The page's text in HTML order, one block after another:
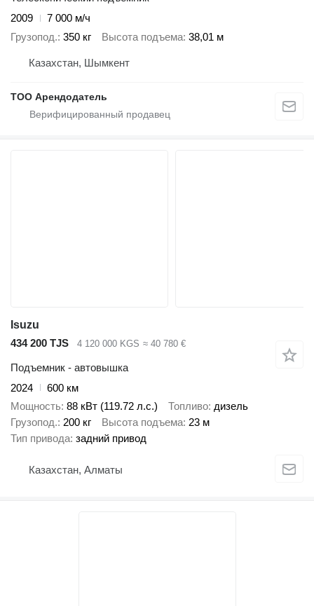
2009
7 000 м/ч
Грузопод. 350 кг Высота подъема 38,01 м
Казахстан, Шымкент
ТОО Арендодатель
Isuzu
434 200 TJS
4 120 000 KGS ≈ 40 780 €
Подъемник - автовышка
2024
600 км
Мощность 88 кВт (119.72 л.с.) Топливо дизель
Грузопод. 200 кг Высота подъема 23 м
Тип привода задний привод
Казахстан, Алматы